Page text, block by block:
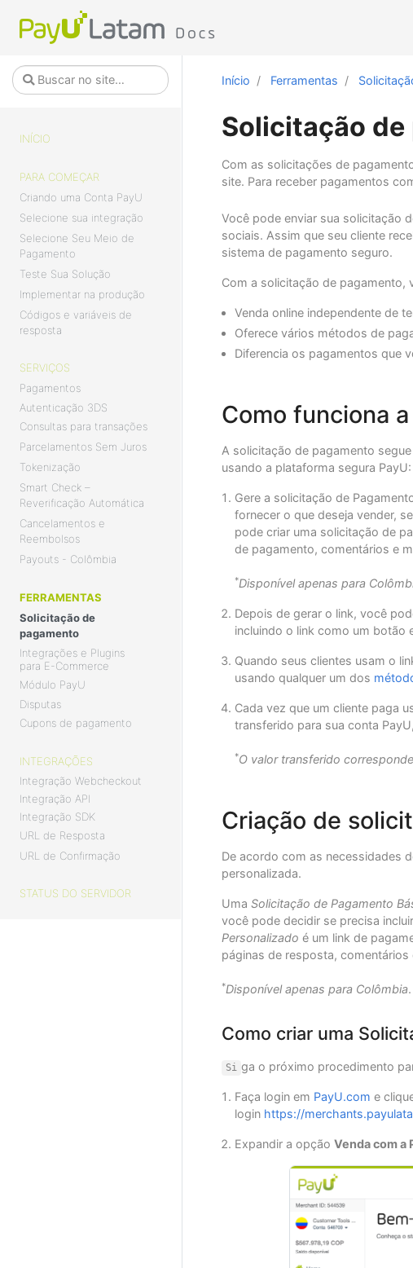
INÍCIO
PARA COMEÇAR
Criando uma Conta PayU
Selecione sua integração
Selecione Seu Meio de
Pagamento
Teste Sua Solução
Implementar na produção
Códigos e variáveis de
resposta
SERVIÇOS
Pagamentos
Autenticação 3DS
Consultas para transações
Parcelamentos Sem Juros
Tokenização
Smart Check –
Reverificação Automática
Cancelamentos e
Reembolsos
Payouts - Colômbia
FERRAMENTAS
Solicitação de
pagamento
Integrações e Plugins
para E-Commerce
Módulo PayU
Disputas
Cupons de pagamento
INTEGRAÇÕES
Integração Webcheckout
Integração API
Integração SDK
URL de Resposta
URL de Confirmação
STATUS DO SERVIDOR
Início Ferramentas
Solicitação
Com as solicitações de
site. Para receber pagamentos
Você pode enviar sua solicitação
sociais. Assim que seu cliente
sistema de pagamento seguro.
Com a solicitação de pagamento,
Venda online independente de
Oferece vários métodos de
Diferencia os pagamentos que
Como funciona
A solicitação de pagamento
usando a plataforma segura PayU:
Gere a solicitação de
fornecer o que deseja vender,
pode criar uma solicitação de
de pagamento, comentários e
*Disponível apenas para
Depois de gerar o link, você
incluindo o link como um botão
Quando seus clientes usam o
usando qualquer um dos
Cada vez que um cliente paga
transferido para sua conta
*O valor transferido
Criação de
De acordo com as necessidades
personalizada.
Uma Solicitação de Pagamento
você pode decidir se precisa
Personalizado é um link de
páginas de resposta,
*Disponível apenas para Colômbia.
Como criar uma
Si ga o próximo procedimento
Faça login em PayU.com e
login https://
Expandir a opção Venda com a